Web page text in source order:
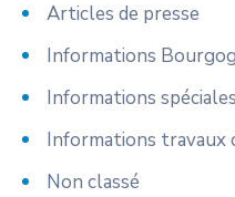
Articles de presse
Informations
Informations
Informations travaux
Non classé